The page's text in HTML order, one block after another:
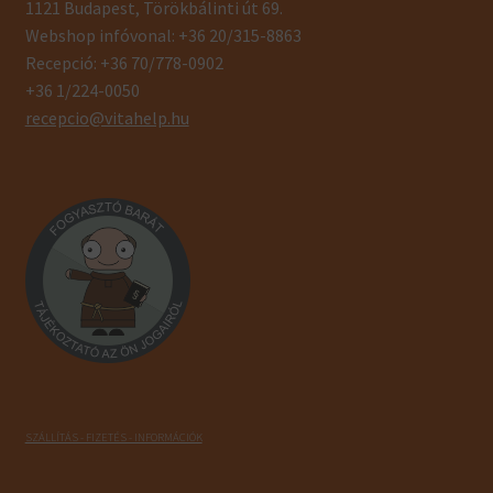
1121 Budapest, Törökbálinti út 69.
Webshop infóvonal: +36 20/315-8863
Recepció: +36 70/778-0902
+36 1/224-0050
recepcio@vitahelp.hu
SZÁLLÍTÁS - FIZETÉS - INFORMÁCIÓK